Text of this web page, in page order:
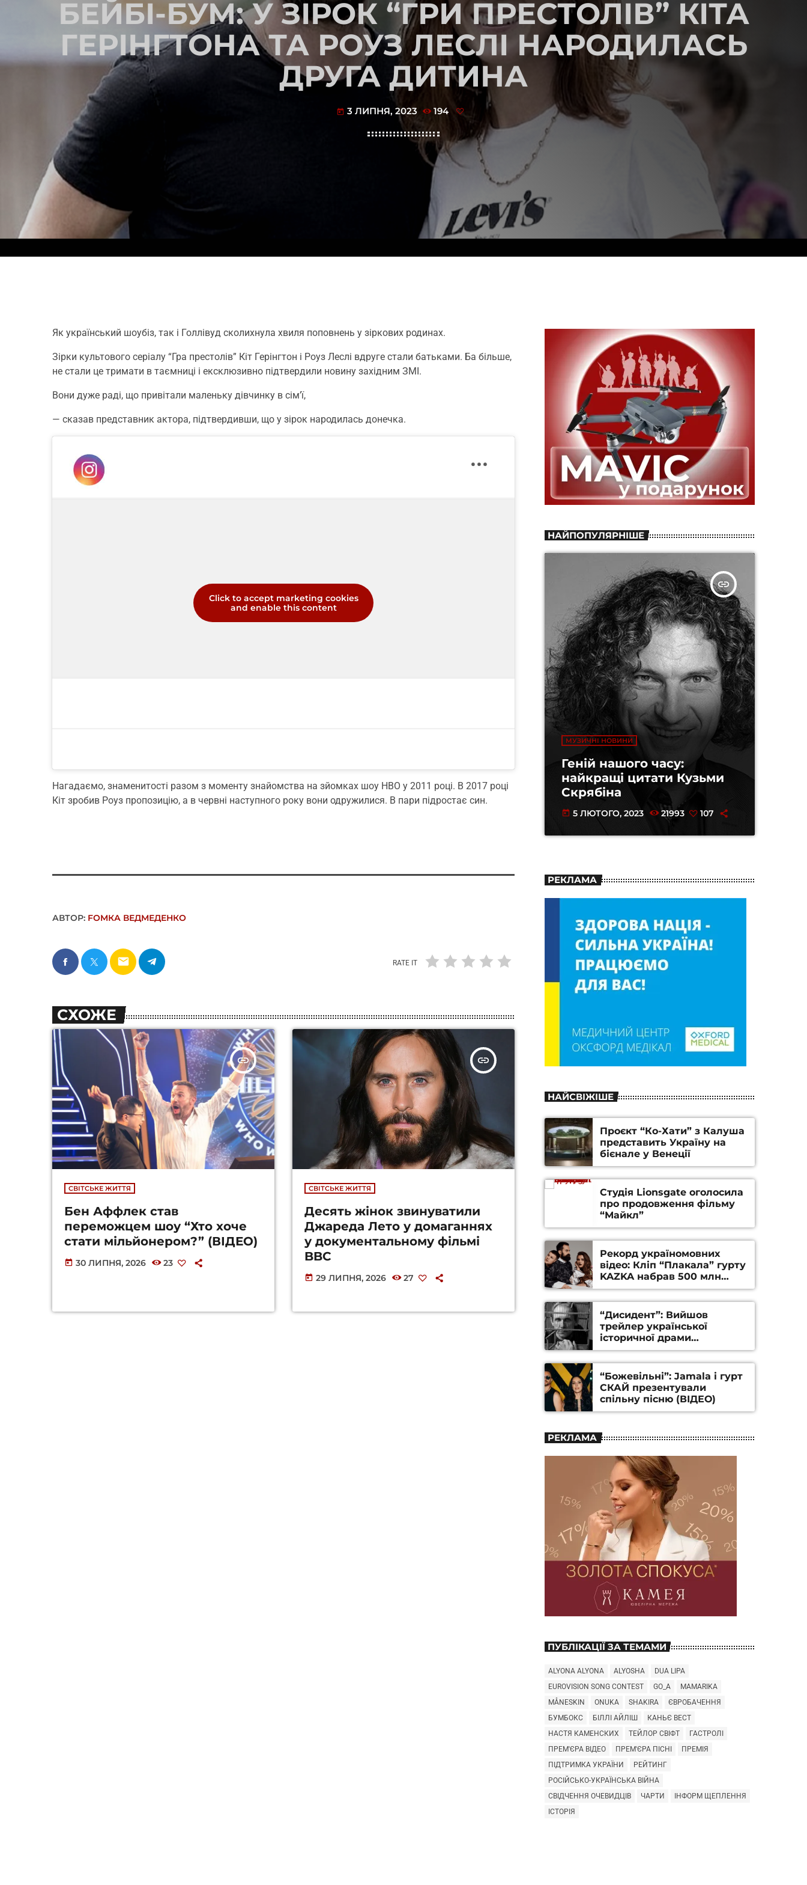
БЕЙБІ-БУМ: У ЗІРОК “ГРИ ПРЕСТОЛІВ” КІТА
ГЕРІНГТОНА ТА РОУЗ ЛЕСЛІ НАРОДИЛАСЬ
ДРУГА ДИТИНА
today 3 ЛИПНЯ, 2023 194
Як український шоубіз, так і Голлівуд сколихнула хвиля поповнень у зіркових родинах.
Зірки культового серіалу “Гра престолів” Кіт Герінгтон і Роуз Леслі вдруге стали батьками. Ба більше,
не стали це тримати в таємниці і ексклюзивно підтвердили новину західним ЗМІ.
Вони дуже раді, що привітали маленьку дівчинку в сім’ї,
— сказав представник актора, підтвердивши, що у зірок народилась донечка.
Click to accept marketing cookies
and enable this content
Нагадаємо, знаменитості разом з моменту знайомства на зйомках шоу HBO у 2011 році. В 2017 році
Кіт зробив Роуз пропозицію, а в червні наступного року вони одружилися. В пари підростає син.
АВТОР: FОMКА ВЕДМЕДЕНКО
email RATE IT
СХОЖЕ
insert_link
СВІТСЬКЕ ЖИТТЯ
Бен Аффлек став
переможцем шоу “Хто хоче
стати мільйонером?” (ВІДЕО)
today 30 ЛИПНЯ, 2026 23
insert_link
СВІТСЬКЕ ЖИТТЯ
Десять жінок звинуватили
Джареда Лето у домаганнях
у документальному фільмі
BBC
today 29 ЛИПНЯ, 2026 27
НАЙПОПУЛЯРНІШЕ
insert_link
МУЗИЧНІ НОВИНИ
Геній нашого часу:
найкращі цитати Кузьми
Скрябіна
today 5 ЛЮТОГО, 2023 21993 107
РЕКЛАМА
НАЙСВІЖІШЕ
Проєкт “Ко-Хати” з Калуша
представить Україну на
бієнале у Венеції
Студія Lionsgate оголосила
про продовження фільму
“Майкл”
Рекорд україномовних
відео: Кліп “Плакала” гурту
KAZKA набрав 500 млн
переглядів на YouTube
“Дисидент”: Вийшов
трейлер української
історичної драми
Станіслава Гуренка та
Андрія Алфьорова (ВІДЕО)
“Божевільні”: Jamala і гурт
СКАЙ презентували
спільну пісню (ВІДЕО)
РЕКЛАМА
ПУБЛІКАЦІЇ ЗА ТЕМАМИ
ALYONA ALYONA ALYOSHA
DUA LIPA
EUROVISION SONG CONTEST
GO_A
MAMARIKA
MÅNESKIN
ONUKA SHAKIRA
ЄВРОБАЧЕННЯ
БУМБОКС
БІЛЛІ АЙЛІШ
КАНЬЄ ВЕСТ
НАСТЯ КАМЕНСКИХ
ТЕЙЛОР СВІФТ
ГАСТРОЛІ
ПРЕМ'ЄРА ВІДЕО
ПРЕМ'ЄРА ПІСНІ
ПРЕМІЯ
ПІДТРИМКА УКРАЇНИ
РЕЙТИНГ
РОСІЙСЬКО-УКРАЇНСЬКА ВІЙНА
СВІДЧЕННЯ ОЧЕВИДЦІВ
ЧАРТИ
ІНФОРМ ЩЕПЛЕННЯ
ІСТОРІЯ